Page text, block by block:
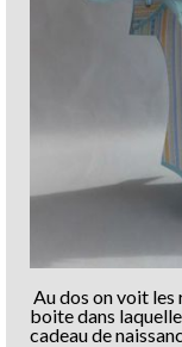
Au dos on voit
boite dans
cadeau de